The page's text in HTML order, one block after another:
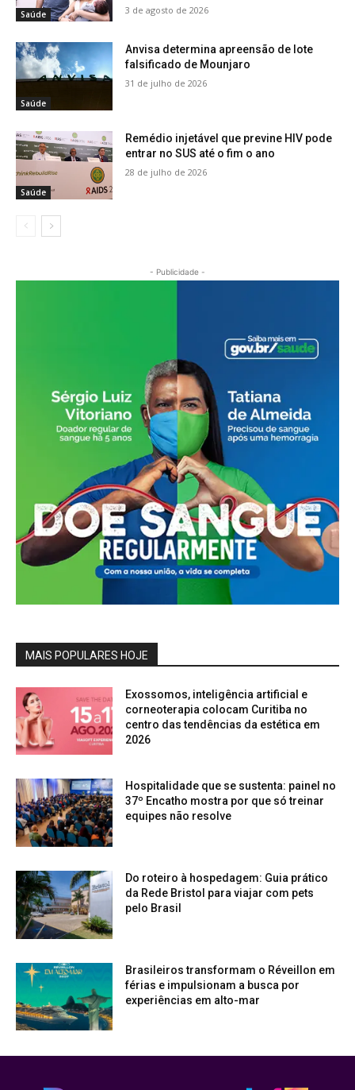
Saúde 3 de agosto de 2026
Saúde
Anvisa determina apreensão de lote
falsificado de Mounjaro
31 de julho de 2026
Saúde
Remédio injetável que previne HIV pode
entrar no SUS até o fim o ano
28 de julho de 2026
- Publicidade -
MAIS POPULARES HOJE
Exossomos, inteligência artificial e
corneoterapia colocam Curitiba no
centro das tendências da estética em
2026
Hospitalidade que se sustenta: painel no
37º Encatho mostra por que só treinar
equipes não resolve
Do roteiro à hospedagem: Guia prático
da Rede Bristol para viajar com pets
pelo Brasil
Brasileiros transformam o Réveillon em
férias e impulsionam a busca por
experiências em alto-mar